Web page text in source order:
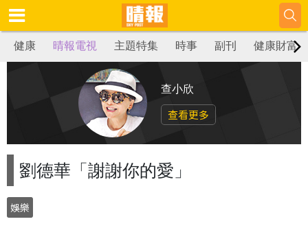
健康 晴報電視 主題特集 時事 副刊 健康財富
查小欣
查看更多
劉德華「謝謝你的愛」
娛樂